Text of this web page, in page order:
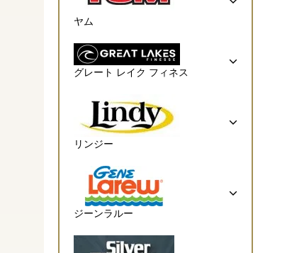
ヤム
グレート レイク フィネス
リンジー
ジーンラルー